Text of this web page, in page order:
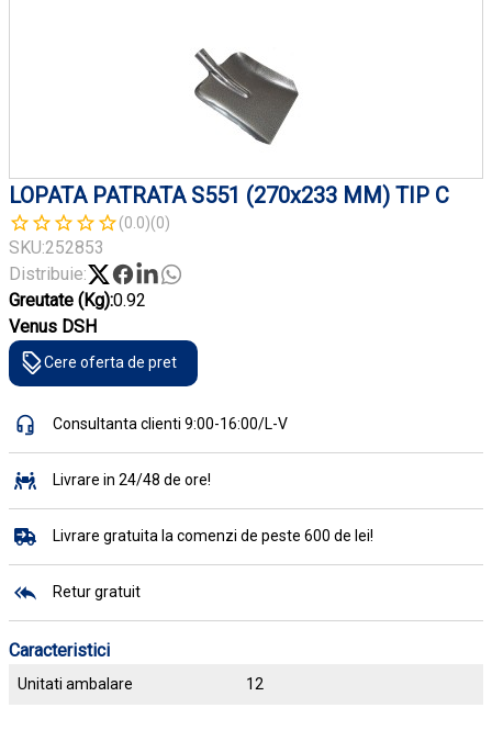
LOPATA PATRATA S551 (270x233 MM) TIP C
(0.0)(0)
SKU:252853
Distribuie:
Greutate (Kg):0.92
Venus DSH
Cere oferta de pret
Consultanta clienti 9:00-16:00/L-V
Livrare in 24/48 de ore!
Livrare gratuita la comenzi de peste 600 de lei!
Retur gratuit
Caracteristici
Unitati ambalare 12